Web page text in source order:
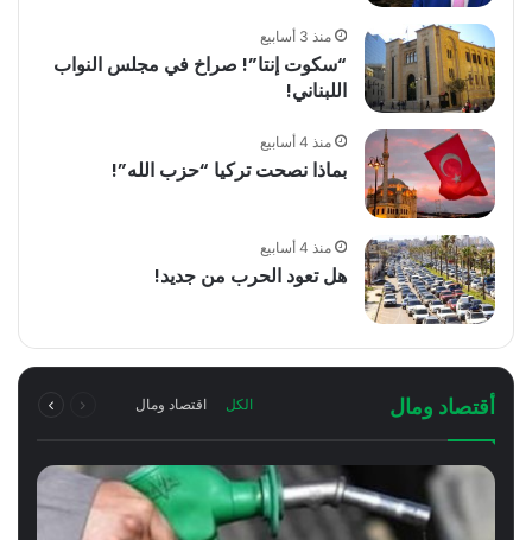
منذ 3 أسابيع
“سكوت إنتا”! صراخ في مجلس النواب
اللبناني!
منذ 4 أسابيع
بماذا نصحت تركيا “حزب الله”!
منذ 4 أسابيع
هل تعود الحرب من جديد!
أقتصاد ومال الكل اقتصاد ومال
الصفحة